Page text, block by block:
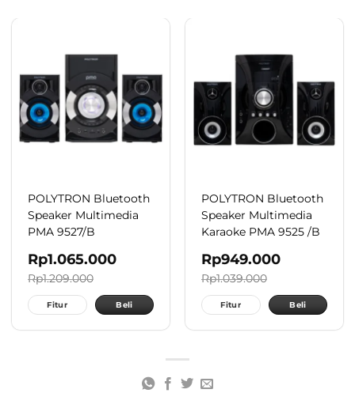
POLYTRON Bluetooth
Speaker Multimedia
PMA 9527/B
Rp1.065.000
Rp1.209.000
Fitur Beli
POLYTRON Bluetooth
Speaker Multimedia
Karaoke PMA 9525 /B
Rp949.000
Rp1.039.000
Fitur Beli